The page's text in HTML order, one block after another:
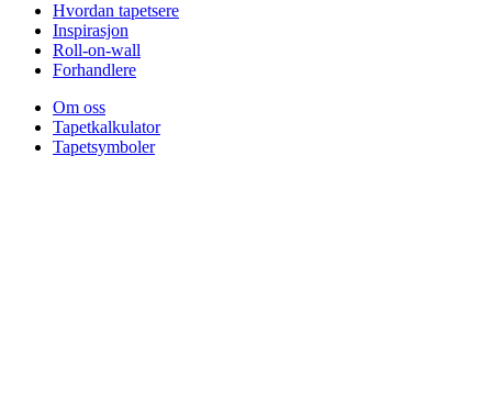
Hvordan tapetsere
Inspirasjon
Roll-on-wall
Forhandlere
Om oss
Tapetkalkulator
Tapetsymboler